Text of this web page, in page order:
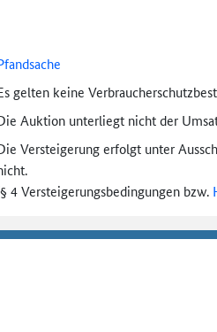
gelten keine
Auktion unterliegt nicht der
Versteigerung erfolgt unter
4 Versteigerungs­bedingungen bzw.